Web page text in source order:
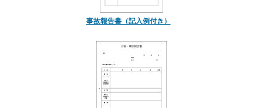
事故報告書（記入例付き）